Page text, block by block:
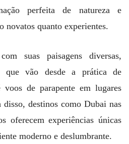
perfeita de natureza e
novatos quanto experientes.
suas paisagens diversas,
que vão desde a prática de
voos de parapente em lugares
destinos como Dubai nas
oferecem experiências únicas
moderno e deslumbrante.